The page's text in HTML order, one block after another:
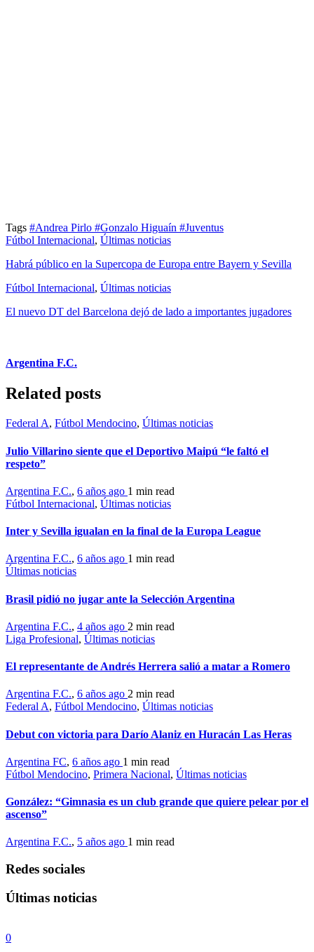
Tags #Andrea Pirlo #Gonzalo Higuaín #Juventus
Fútbol Internacional, Últimas noticias
Habrá público en la Supercopa de Europa entre Bayern y Sevilla
Fútbol Internacional, Últimas noticias
El nuevo DT del Barcelona dejó de lado a importantes jugadores
Argentina F.C.
Related posts
Federal A, Fútbol Mendocino, Últimas noticias
Julio Villarino siente que el Deportivo Maipú “le faltó el
respeto”
Argentina F.C., 6 años ago 1 min read
Fútbol Internacional, Últimas noticias
Inter y Sevilla igualan en la final de la Europa League
Argentina F.C., 6 años ago 1 min read
Últimas noticias
Brasil pidió no jugar ante la Selección Argentina
Argentina F.C., 4 años ago 2 min read
Liga Profesional, Últimas noticias
El representante de Andrés Herrera salió a matar a Romero
Argentina F.C., 6 años ago 2 min read
Federal A, Fútbol Mendocino, Últimas noticias
Debut con victoria para Darío Alaniz en Huracán Las Heras
Argentina FC, 6 años ago 1 min read
Fútbol Mendocino, Primera Nacional, Últimas noticias
González: “Gimnasia es un club grande que quiere pelear por el
ascenso”
Argentina F.C., 5 años ago 1 min read
Redes sociales
Últimas noticias
0